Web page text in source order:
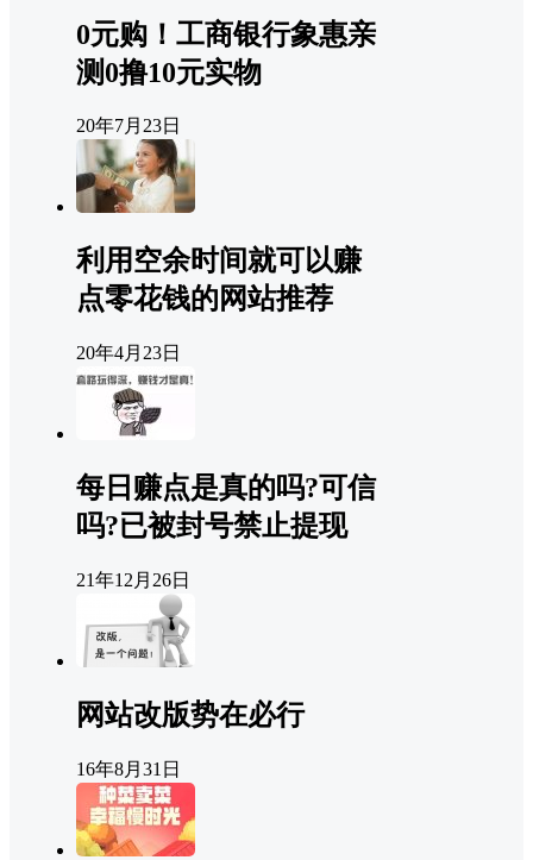
0元购！工商银行象惠亲
测0撸10元实物
20年7月23日
利用空余时间就可以赚
点零花钱的网站推荐
20年4月23日
每日赚点是真的吗?可信
吗?已被封号禁止提现
21年12月26日
网站改版势在必行
16年8月31日